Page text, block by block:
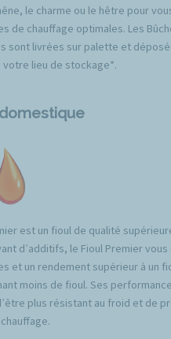
le charme ou le hêtre pour
de chauffage optimales. Les
sont livrées sur palette et
votre lieu de stockage*.
est un fioul de qualité
d’additifs, le Fioul Premier
et un rendement supérieur à un
moins de fioul. Ses
plus résistant au froid et de